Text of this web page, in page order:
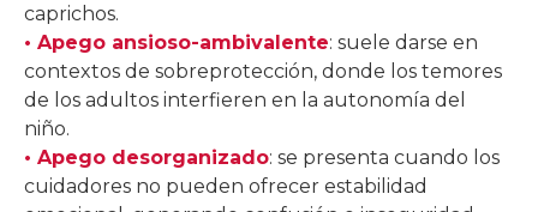
caprichos.
• Apego ansioso-ambivalente: suele darse en
contextos de sobreprotección, donde los temores
de los adultos interfieren en la autonomía del
niño.
• Apego desorganizado: se presenta cuando los
cuidadores no pueden ofrecer estabilidad